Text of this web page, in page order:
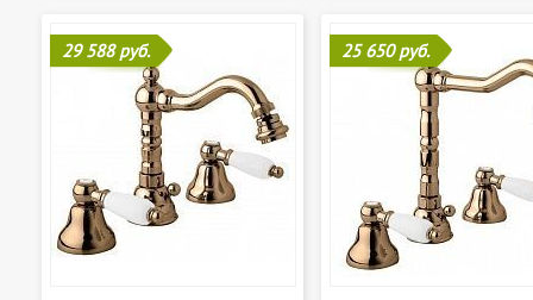
29 588 руб. 25 650 руб.